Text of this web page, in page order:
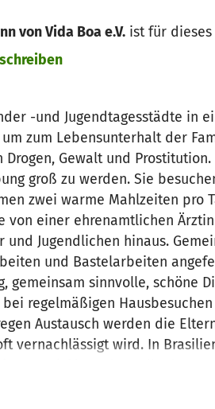
von Vida Boa e.V.ist für dieses
-und Jugendtagesstädte in
zum Lebensunterhalt der
Gewalt und
groß zu werden. Sie
zwei warme Mahlzeiten
von einer ehrenamtlichen
und Jugendlichen hinaus.
und Bastelarbeiten
gemeinsam sinnvolle, schöne
regelmäßigen
Austausch werden die
vernachlässigt wird. In
seine Mitarbeiter nicht